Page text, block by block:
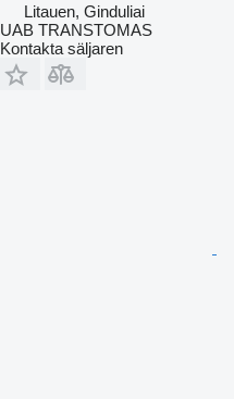
Litauen, Ginduliai
UAB TRANSTOMAS
Kontakta säljaren